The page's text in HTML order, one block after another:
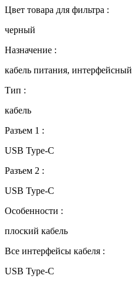
Цвет товара для фильтра :
черный
Назначение :
кабель питания, интерфейсный
Тип :
кабель
Разъем 1 :
USB Type-C
Разъем 2 :
USB Type-C
Особенности :
плоский кабель
Все интерфейсы кабеля :
USB Type-C